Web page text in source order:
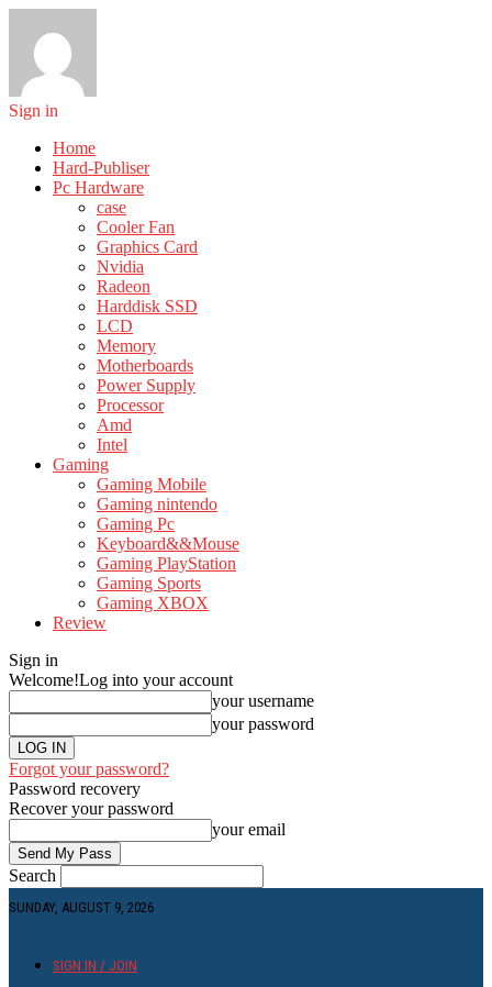
Sign in
Home
Hard-Publiser
Pc Hardware
case
Cooler Fan
Graphics Card
Nvidia
Radeon
Harddisk SSD
LCD
Memory
Motherboards
Power Supply
Processor
Amd
Intel
Gaming
Gaming Mobile
Gaming nintendo
Gaming Pc
Keyboard&&Mouse
Gaming PlayStation
Gaming Sports
Gaming XBOX
Review
Sign in
Welcome!Log into your account
your username
your password
Forgot your password?
Password recovery
Recover your password
your email
Search
SUNDAY, AUGUST 9, 2026
SIGN IN / JOIN